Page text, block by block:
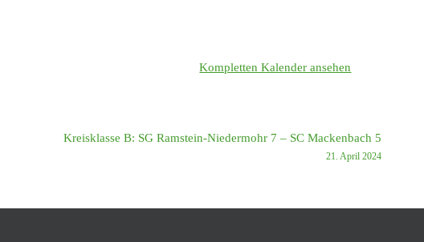
Kompletten Kalender ansehen
Kreisklasse B: SG Ramstein-Niedermohr 7 – SC Mackenbach 5
21. April 2024